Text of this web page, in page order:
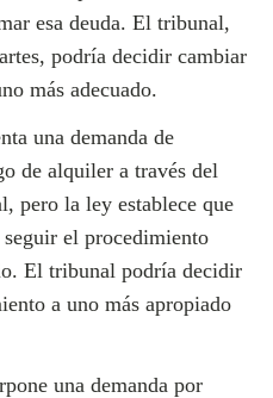
esa deuda. El tribunal,
podría decidir cambiar
más adecuado.
una demanda de
de alquiler a través del
pero la ley establece que
seguir el procedimiento
El tribunal podría decidir
a uno más apropiado
una demanda por